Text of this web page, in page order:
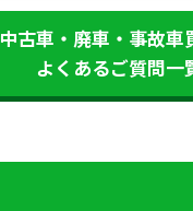
中古車・廃車・事故車
よくあるご質問一